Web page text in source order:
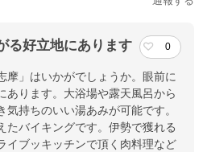
る好立地にあります 0
摩」はいかがでしょうか。眼前に
あります。大浴場や露天風呂から
持ちのいい湯あみが可能です。
たバイキングです。伊勢で獲れる
イブッキッチンで頂く肉料理など